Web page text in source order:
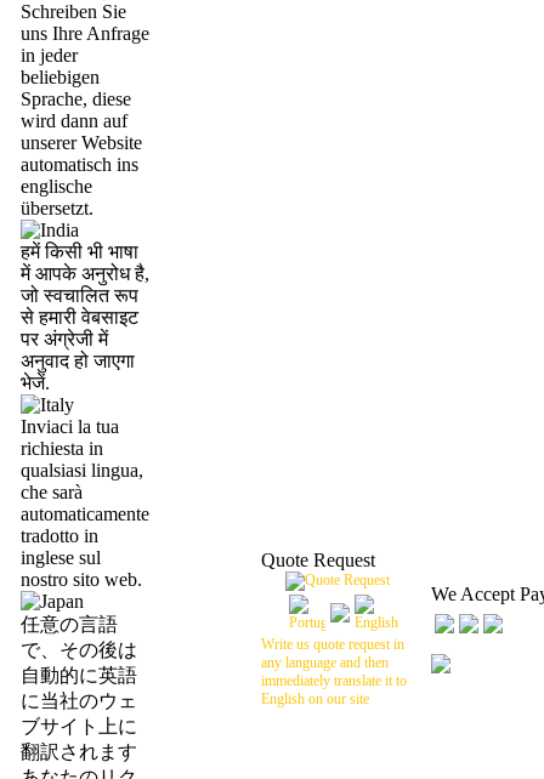
Schreiben Sie
uns Ihre Anfrage
in jeder
beliebigen
Sprache, diese
wird dann auf
unserer Website
automatisch ins
englische
übersetzt.
हमें किसी भी भाषा
में आपके अनुरोध है,
जो स्वचालित रूप
से हमारी वेबसाइट
पर अंग्रेजी में
अनुवाद हो जाएगा
भेजें.
Inviaci la tua
richiesta in
qualsiasi lingua,
che sarà
automaticamente
tradotto in
inglese sul
nostro sito web.
任意の言語
で、その後は
自動的に英語
に当社のウェ
ブサイト上に
翻訳されます
Quote Request
Write us quote request in
any language and then
immediately translate it to
English on our site
We Accept